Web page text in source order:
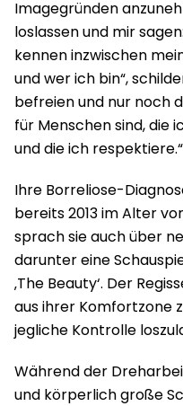
Imagegründen
loslassen und mir
kennen inzwischen
und wer ich bin“,
befreien und nur noch
für Menschen sind, die
und die ich respektiere.“
Ihre Borreliose-
bereits 2013 im Alter
sprach sie auch über
darunter eine
‚The Beauty‘. Der
aus ihrer Komfortzone
jegliche Kontrolle
Während der
und körperlich große